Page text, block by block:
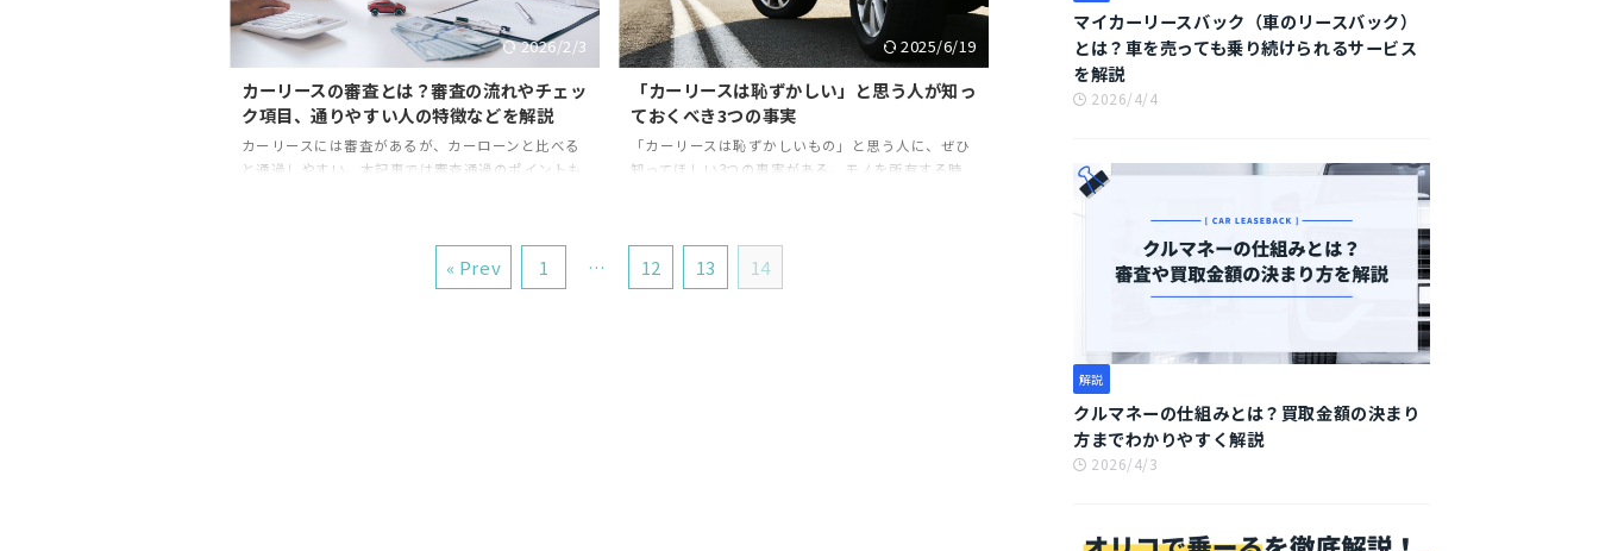
2026/2/3
カーリースの審査とは？審査の流れやチェッ
ク項目、通りやすい人の特徴などを解説
カーリースには審査があるが、カーローンと比べる
と通過しやすい。本記事では審査通過のポイントも
2025/6/19
「カーリースは恥ずかしい」と思う人が知っ
ておくべき3つの事実
「カーリースは恥ずかしいもの」と思う人に、ぜひ
知ってほしい3つの事実がある。モノを所有する時
« Prev 1 … 12 13 14
マイカーリースバック（車のリースバック）
とは？車を売っても乗り続けられるサービス
を解説
2026/4/4
解説
クルマネーの仕組みとは？買取金額の決まり
方までわかりやすく解説
2026/4/3